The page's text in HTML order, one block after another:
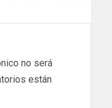
no será
están